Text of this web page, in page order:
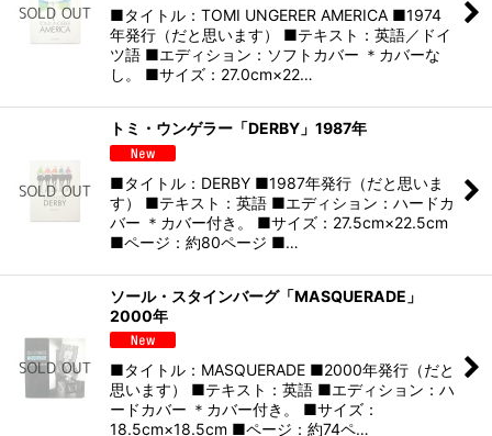
■タイトル：TOMI UNGERER AMERICA ■1974
年発行（だと思います） ■テキスト：英語／ドイ
ツ語 ■エディション：ソフトカバー ＊カバーな
し。 ■サイズ：27.0cm×22…
トミ・ウンゲラー「DERBY」1987年
■タイトル：DERBY ■1987年発行（だと思いま
す） ■テキスト：英語 ■エディション：ハードカ
バー ＊カバー付き。 ■サイズ：27.5cm×22.5cm
■ページ：約80ページ ■…
ソール・スタインバーグ「MASQUERADE」
2000年
■タイトル：MASQUERADE ■2000年発行（だと
思います） ■テキスト：英語 ■エディション：ハ
ードカバー ＊カバー付き。 ■サイズ：
18.5cm×18.5cm ■ページ：約74ペ…